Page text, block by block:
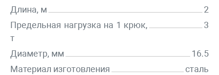
Длина, м
2
Предельная нагрузка на 1 крюк,
т
3
Диаметр, мм
16.5
Материал изготовления
сталь